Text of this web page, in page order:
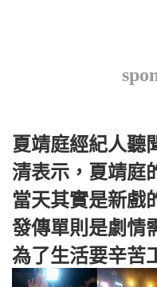
夏靖庭經紀人聽
清表示，夏靖庭
當天其實是新戲
發傳單則是劇情
為了生活要辛苦